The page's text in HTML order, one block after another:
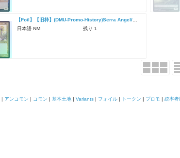
【Foil】【旧枠】(DMU-Promo-History)Serra Angel/セラの天使【未開封】
日本語 NM
残り 1
| アンコモン | コモン | 基本土地 | Variants | フォイル | トークン | プロモ | 統率者